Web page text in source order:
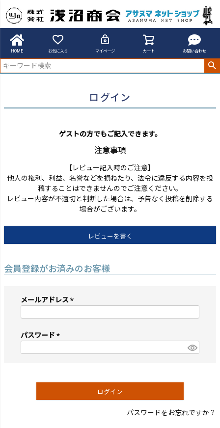
HOME お気に入り マイページ カート お問い合わせ
アサヌマネットショップ
ログイン
ゲストの方でもご記入できます。
注意事項
【レビュー記入時のご注意】
他人の権利、利益、名誉などを損ねたり、法令に違反する内容を投
稿することはできませんのでご注意ください。
レビュー内容が不適切と判断した場合は、予告なく投稿を削除する
場合がございます。
レビューを書く
会員登録がお済みのお客様
メールアドレス
須)
パスワード
須)
ログイン
パスワードをお忘れですか？